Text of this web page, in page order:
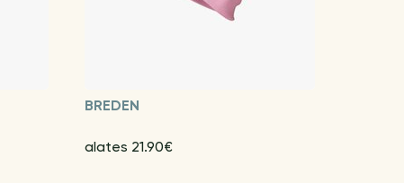
BREDEN
alates 21.90€